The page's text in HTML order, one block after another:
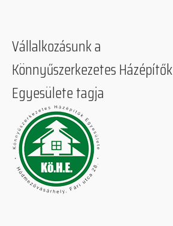
Vállalkozásunk a
Könnyűszerkezetes Házépítők
Egyesülete tagja